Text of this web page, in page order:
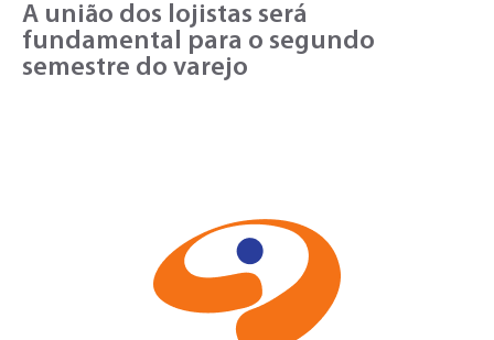
A união dos lojistas será
fundamental para o segundo
semestre do varejo